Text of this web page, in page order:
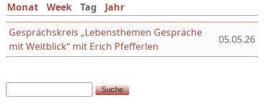
Monat Week Tag (aktiver Reiter)
Jahr
Gesprächskreis „Lebensthemen Gespräche
mit Weitblick“ mit Erich Pfefferlen
05.05.26
Suchformular
Suche